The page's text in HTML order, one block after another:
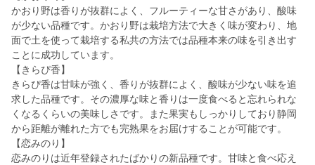
かおり野は香りが抜群によく、フルーティーな甘さがあり、酸味
が少ない品種です。かおり野は栽培方法で大きく味が変わり、地
面で土を使って栽培する私共の方法では品種本来の味を引き出す
ことに成功しています。
【きらぴ香】
きらぴ香は甘味が強く、香りが抜群によく、酸味が少ない味を追
求した品種です。その濃厚な味と香りは一度食べると忘れられな
くなるくらいの美味しさです。また果実もしっかりしており静岡
から距離が離れた方でも完熟果をお届けすることが可能です。
【恋みのり】
恋みのりは近年登録されたばかりの新品種です。甘味と食べ応え